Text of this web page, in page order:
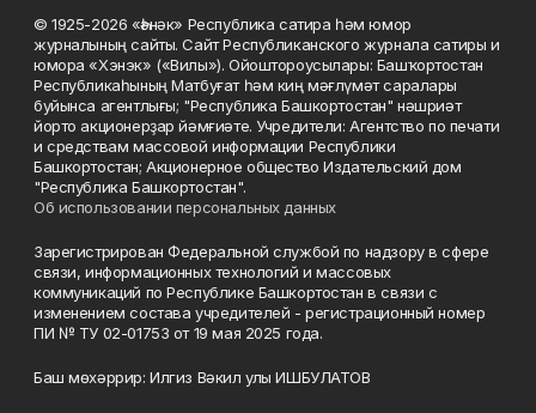
© 1925-2026 «Һәнәк» Республика сатира һәм юмор
журналының сайты. Сайт Республиканского журнала сатиры и
юмора «Хэнэк» («Вилы»). Ойоштороусылары: Башҡортостан
Республикаһының Матбуғат һәм киң мәғлүмәт саралары
буйынса агентлығы; "Республика Башкортостан" нәшриәт
йорто акционерҙар йәмғиәте. Учредители: Агентство по печати
и средствам массовой информации Республики
Башкортостан; Акционерное общество Издательский дом
"Республика Башкортостан".
Об использовании персональных данных
Зарегистрирован Федеральной службой по надзору в сфере
связи, информационных технологий и массовых
коммуникаций по Республике Башкортостан в связи с
изменением состава учредителей - регистрационный номер
ПИ № ТУ 02-01753 от 19 мая 2025 года.
Баш мөхәррир: Илгиз Вәкил улы ИШБУЛАТОВ